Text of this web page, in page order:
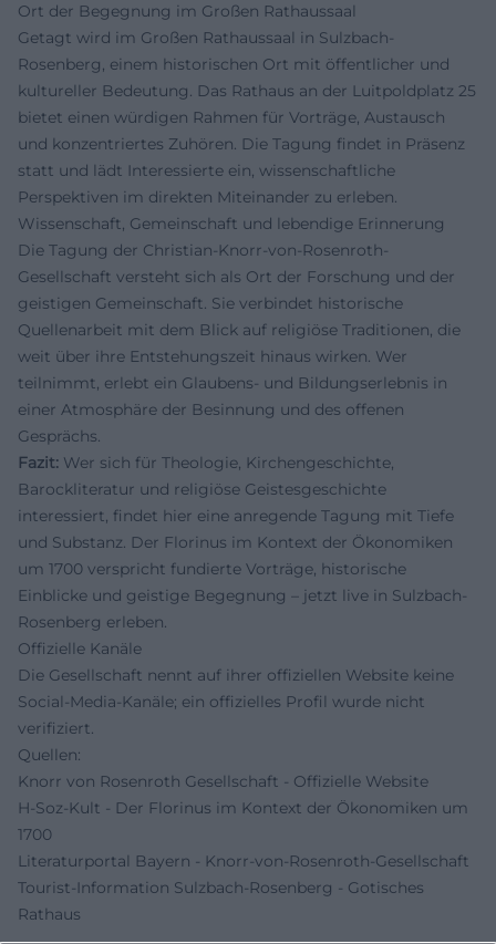
Ort der Begegnung im Großen Rathaussaal
Getagt wird im Großen Rathaussaal in Sulzbach-
Rosenberg, einem historischen Ort mit öffentlicher und
kultureller Bedeutung. Das Rathaus an der Luitpoldplatz 25
bietet einen würdigen Rahmen für Vorträge, Austausch
und konzentriertes Zuhören. Die Tagung findet in Präsenz
statt und lädt Interessierte ein, wissenschaftliche
Perspektiven im direkten Miteinander zu erleben.
Wissenschaft, Gemeinschaft und lebendige Erinnerung
Die Tagung der Christian-Knorr-von-Rosenroth-
Gesellschaft versteht sich als Ort der Forschung und der
geistigen Gemeinschaft. Sie verbindet historische
Quellenarbeit mit dem Blick auf religiöse Traditionen, die
weit über ihre Entstehungszeit hinaus wirken. Wer
teilnimmt, erlebt ein Glaubens- und Bildungserlebnis in
einer Atmosphäre der Besinnung und des offenen
Gesprächs.
Fazit: Wer sich für Theologie, Kirchengeschichte,
Barockliteratur und religiöse Geistesgeschichte
interessiert, findet hier eine anregende Tagung mit Tiefe
und Substanz. Der Florinus im Kontext der Ökonomiken
um 1700 verspricht fundierte Vorträge, historische
Einblicke und geistige Begegnung – jetzt live in Sulzbach-
Rosenberg erleben.
Offizielle Kanäle
Die Gesellschaft nennt auf ihrer offiziellen Website keine
Social-Media-Kanäle; ein offizielles Profil wurde nicht
verifiziert.
Quellen:
Knorr von Rosenroth Gesellschaft - Offizielle Website
H-Soz-Kult - Der Florinus im Kontext der Ökonomiken um
1700
Literaturportal Bayern - Knorr-von-Rosenroth-Gesellschaft
Tourist-Information Sulzbach-Rosenberg - Gotisches
Rathaus